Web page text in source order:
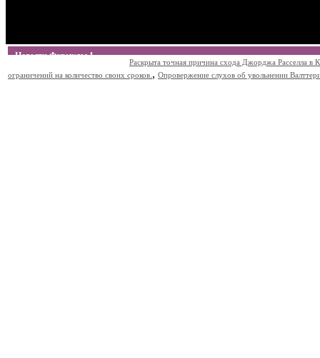
Новости Формулы 1
Раскрыта точная причина схода Джорджа Расселла в
ограничений на количество своих сроков. , Опровержение слухов об увольнении